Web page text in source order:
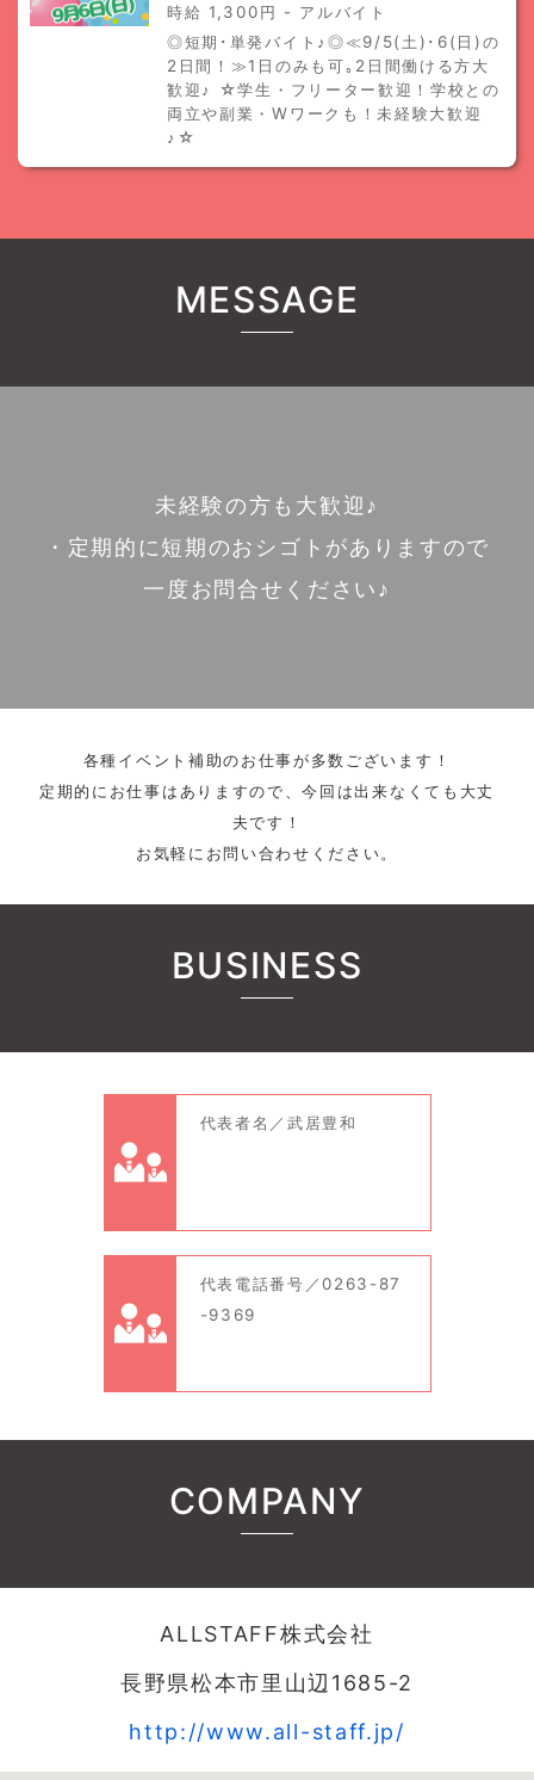
時給 1,300円 - アルバイト
◎短期･単発バイト♪◎≪9/5(土)･6(日)の
2日間！≫1日のみも可｡2日間働ける方大
歓迎♪ ☆学生・フリーター歓迎！学校との
両立や副業・Wワークも！未経験大歓迎
♪☆
MESSAGE
未経験の方も大歓迎♪
・定期的に短期のおシゴトがありますので
一度お問合せください♪
各種イベント補助のお仕事が多数ございます！
定期的にお仕事はありますので、今回は出来なくても大丈
夫です！
お気軽にお問い合わせください。
BUSINESS
代表者名／武居豊和
代表電話番号／0263-87
-9369
COMPANY
ALLSTAFF株式会社
長野県松本市里山辺1685-2
http://www.all-staff.jp/